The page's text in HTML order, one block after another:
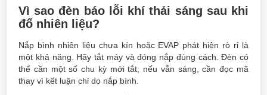
Vì sao đèn báo lỗi khí thải sáng sau khi
đổ nhiên liệu?
Nắp bình nhiên liệu chưa kín hoặc EVAP phát hiện rò rỉ là
một khả năng. Hãy tắt máy và đóng nắp đúng cách. Đèn có
thể cần một số chu kỳ mới tắt; nếu vẫn sáng, cần đọc mã
thay vì kết luận chỉ do nắp bình.